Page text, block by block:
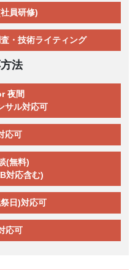
員研修)
・技術ライティング
法
夜間
サル対応可
応可
(無料)
対応含む)
日)対応可
応可